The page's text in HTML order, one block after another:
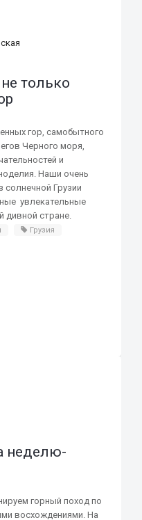
только
гор, самобытного
Черного моря,
и
Наши очень
солнечной Грузии
увлекательные
дивной стране.
Грузия
неделю-
горный поход по
восхождениями. На